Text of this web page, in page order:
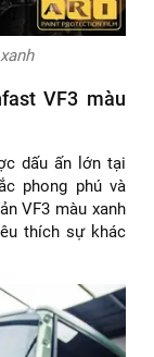
VF3 màu
dấu ấn lớn tại
phong phú và
VF3 màu xanh
thích sự khác